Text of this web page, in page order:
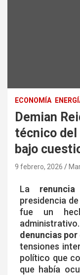
ECONOMÍA
Demian
técnico del
bajo
9 febrero, 2026
La
presidencia de
fue un
denuncias
tensiones
político que
que había